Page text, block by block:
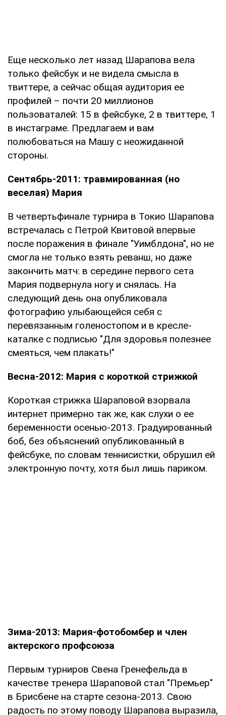
Еще несколько лет назад Шарапова вела
только фейсбук и не видела смысла в
твиттере, а сейчас общая аудитория ее
профилей – почти 20 миллионов
пользоваталей: 15 в фейсбуке, 2 в твиттере, 1
в инстаграме. Предлагаем и вам
полюбоваться на Машу с неожиданной
стороны.
Сентябрь-2011: травмированная (но
веселая) Мария
В четвертьфинале турнира в Токио Шарапова
встречалась с Петрой Квитовой впервые
после поражения в финале "Уимблдона", но не
смогла не только взять реванш, но даже
закончить матч: в середине первого сета
Мария подвернула ногу и снялась. На
следующий день она опубликовала
фотографию улыбающейся себя с
перевязанным голеностопом и в кресле-
каталке с подписью "Для здоровья полезнее
смеяться, чем плакать!"
Весна-2012: Мария с короткой стрижкой
Короткая стрижка Шараповой взорвала
интернет примерно так же, как слухи о ее
беременности осенью-2013. Градуированный
боб, без объяснений опубликованный в
фейсбуке, по словам теннисистки, обрушил ей
электронную почту, хотя был лишь париком.
Зима-2013: Мария-фотобомбер и член
актерского профсоюза
Первым турниров Свена Гренефельда в
качестве тренера Шараповой стал "Премьер"
в Брисбене на старте сезона-2013. Свою
радость по этому поводу Шарапова выразила,